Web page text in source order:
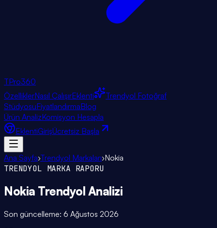
TPro360
ÖzelliklerNasıl ÇalışırEklenti
Trendyol Fotoğraf
StüdyosuFiyatlandırmaBlog
Ürün AnalizKomisyon Hesapla
EklentiGirişÜcretsiz Başla
Ana Sayfa›Trendyol Markaları›Nokia
TRENDYOL MARKA RAPORU
Nokia Trendyol Analizi
Son güncelleme: 6 Ağustos 2026